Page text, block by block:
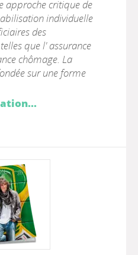
approche critique de
individuelle
des
que l' assurance
chômage. La
sur une forme